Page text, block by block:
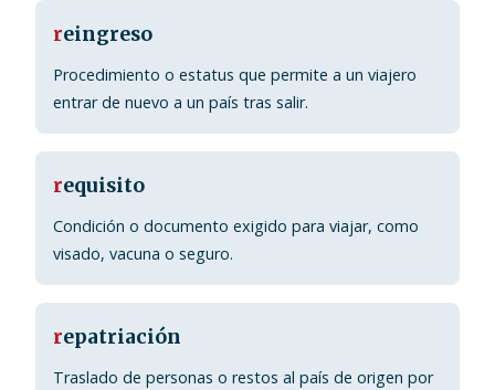
reingreso
Procedimiento o estatus que permite a un viajero
entrar de nuevo a un país tras salir.
requisito
Condición o documento exigido para viajar, como
visado, vacuna o seguro.
repatriación
Traslado de personas o restos al país de origen por